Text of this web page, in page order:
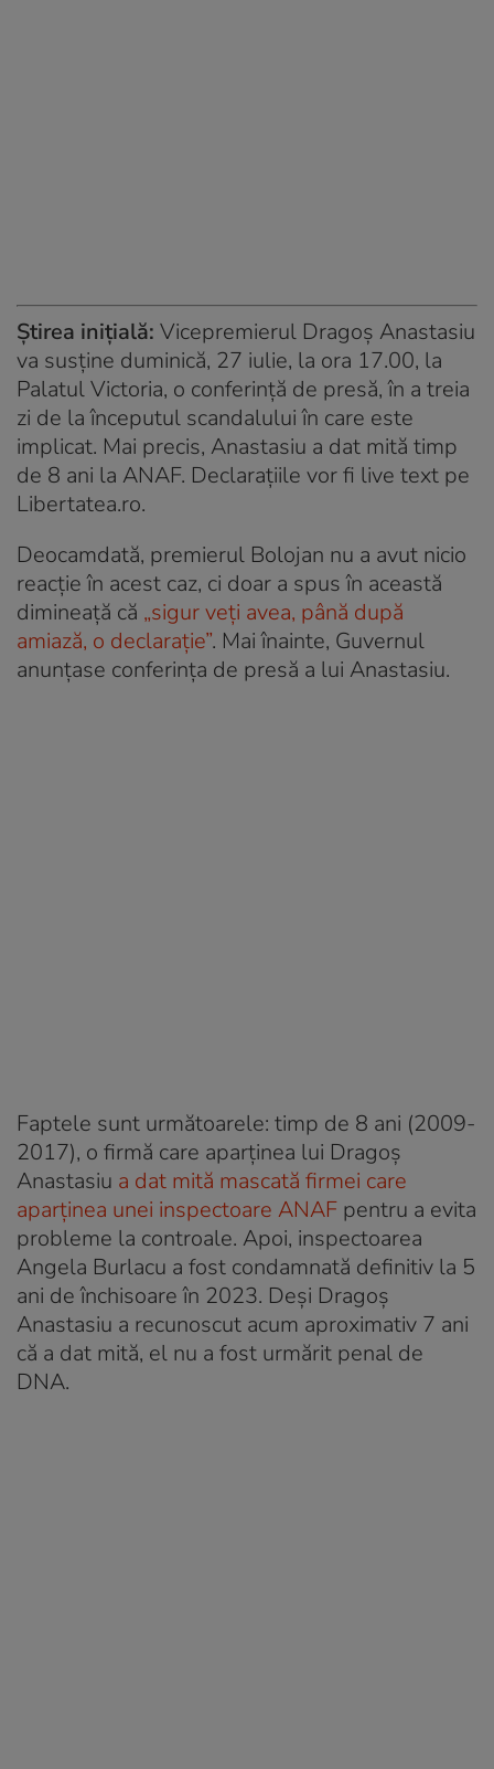
Știrea inițială: Vicepremierul Dragoş Anastasiu
va susține duminică, 27 iulie, la ora 17.00, la
Palatul Victoria, o conferinţă de presă, în a treia
zi de la începutul scandalului în care este
implicat. Mai precis, Anastasiu a dat mită timp
de 8 ani la ANAF. Declarațiile vor fi live text pe
Libertatea.ro.
Deocamdată, premierul Bolojan nu a avut nicio
reacție în acest caz, ci doar a spus în această
dimineață că „sigur veți avea, până după
amiază, o declarație”. Mai înainte, Guvernul
anunțase conferința de presă a lui Anastasiu.
Faptele sunt următoarele: timp de 8 ani (2009-
2017), o firmă care aparținea lui Dragoș
Anastasiu a dat mită mascată firmei care
aparținea unei inspectoare ANAF pentru a evita
probleme la controale. Apoi, inspectoarea
Angela Burlacu a fost condamnată definitiv la 5
ani de închisoare în 2023. Deși Dragoș
Anastasiu a recunoscut acum aproximativ 7 ani
că a dat mită, el nu a fost urmărit penal de
DNA.